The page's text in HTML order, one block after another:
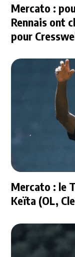
Mercato :
Rennais ont
pour
Mercato : le
Keïta (OL,